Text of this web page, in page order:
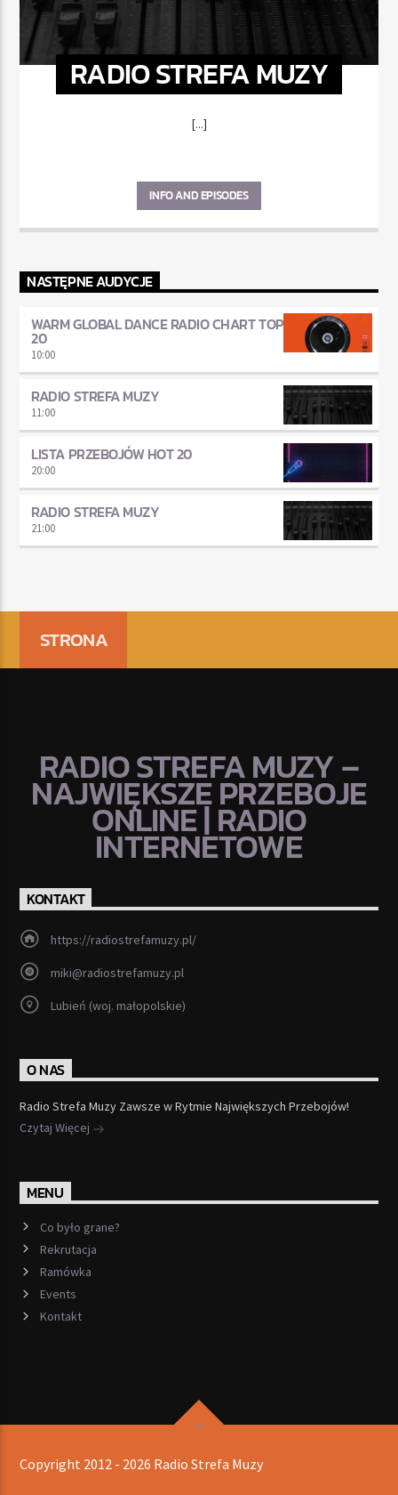
RADIO STREFA MUZY
[...]
INFO AND EPISODES
NASTĘPNE AUDYCJE
WARM GLOBAL DANCE RADIO CHART TOP
20
10:00
RADIO STREFA MUZY
11:00
LISTA PRZEBOJÓW HOT 20
20:00
RADIO STREFA MUZY
21:00
STRONA
RADIO STREFA MUZY –
NAJWIĘKSZE PRZEBOJE
ONLINE | RADIO
INTERNETOWE
KONTAKT
https://radiostrefamuzy.pl/
miki@radiostrefamuzy.pl
Lubień (woj. małopolskie)
O NAS
Radio Strefa Muzy Zawsze w Rytmie Największych Przebojów!
Czytaj Więcej
MENU
Co było grane?
Rekrutacja
Ramówka
Events
Kontakt
Copyright 2012 - 2026 Radio Strefa Muzy